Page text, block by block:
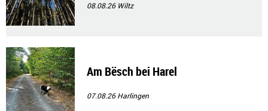
08.08.26 Wiltz
Am Bësch bei Harel
07.08.26Harlingen